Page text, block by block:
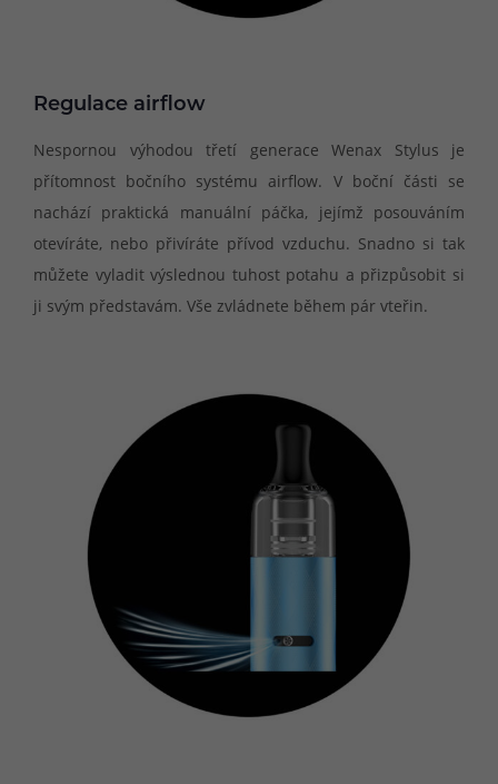
Regulace airflow
Nespornou výhodou třetí generace Wenax Stylus je
přítomnost bočního systému airflow. V boční části se
nachází praktická manuální páčka, jejímž posouváním
otevíráte, nebo přivíráte přívod vzduchu. Snadno si tak
můžete vyladit výslednou tuhost potahu a přizpůsobit si
ji svým představám. Vše zvládnete během pár vteřin.